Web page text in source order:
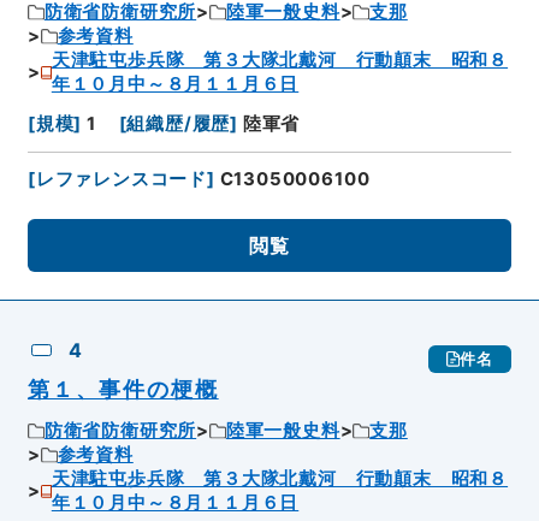
防衛省防衛研究所 陸軍一般史料
支那
参考資料
天津駐屯歩兵隊 第３大隊北戴河 行動顛末 昭和８
年１０月中～８月１１月６日
[規模] 1 [組織歴/履歴] 陸軍省
[レファレンスコード] C13050006100
閲覧
4 件名
第１、事件の梗概
防衛省防衛研究所 陸軍一般史料
支那
参考資料
天津駐屯歩兵隊 第３大隊北戴河 行動顛末 昭和８
年１０月中～８月１１月６日